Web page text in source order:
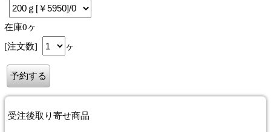
在庫0ヶ
[注文数]
ヶ
受注後取り寄せ商品